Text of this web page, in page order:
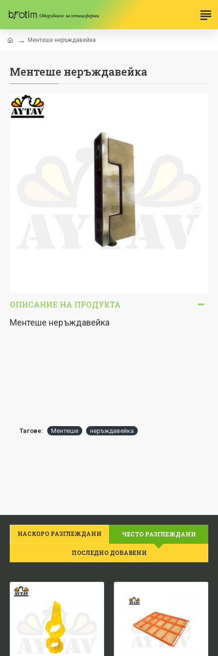
Ментеше неръждавейка
Ментеше неръждавейка
ОПИСАНИЕ НА ПРОДУКТА
Ментеше неръждавейка
Тагове: Ментеше неръждавейка
НАСКОРО РАЗГЛЕЖДАНИ ЧЕСТО РАЗГЛЕЖДАНИ
ПОСЛЕДНО ДОБАВЕНИ